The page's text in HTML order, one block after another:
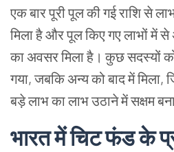
एक बार पूरी पूल की गई राशि से
मिला है और पूल किए गए लाभों में से
का अवसर मिला है। कुछ सदस्यों
गया, जबकि अन्य को बाद में मिला,
बड़े लाभ का लाभ उठाने में सक्षम
भारत में चिट फंड के